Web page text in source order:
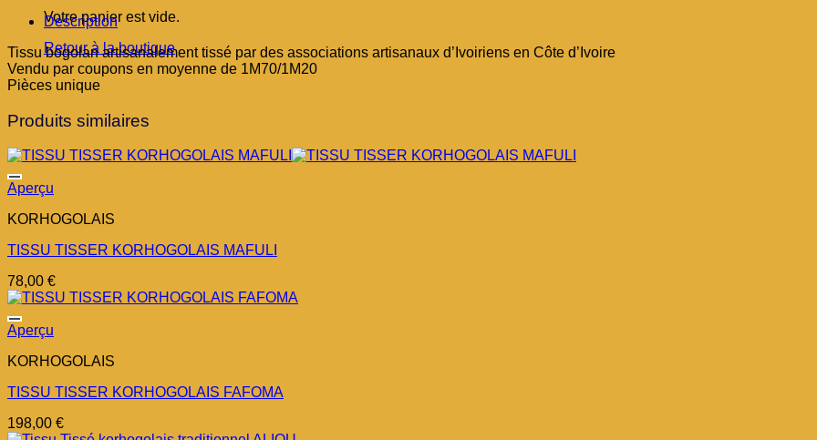
Votre panier est vide.
Retour à la boutique
Description
Tissu bogolan artisanalement tissé par des associations artisanaux d’Ivoiriens en Côte d’Ivoire
Vendu par coupons en moyenne de 1M70/1M20
Pièces unique
Produits similaires
Aperçu
KORHOGOLAIS
TISSU TISSER KORHOGOLAIS MAFULI
78,00 €
Aperçu
KORHOGOLAIS
TISSU TISSER KORHOGOLAIS FAFOMA
198,00 €